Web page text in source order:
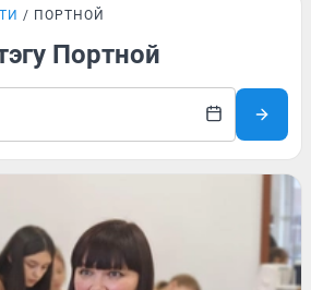
ПОРТНОЙ
Портной